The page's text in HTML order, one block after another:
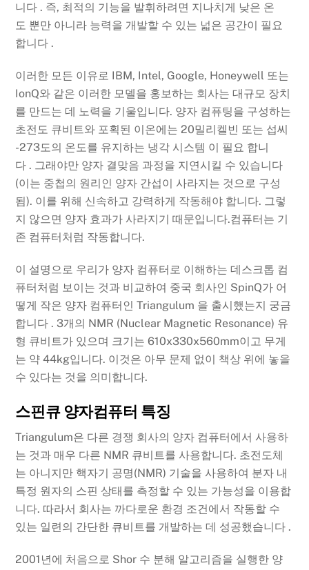
니다 . 즉, 최적의 기능을 발휘하려면 지나치게 낮은 온
도 뿐만 아니라 능력을 개발할 수 있는 넓은 공간이 필요
합니다 .
이러한 모든 이유로 IBM, Intel, Google, Honeywell 또는
IonQ와 같은 이러한 모델을 홍보하는 회사는 대규모 장치
를 만드는 데 노력을 기울입니다. 양자 컴퓨팅을 구성하는
초전도 큐비트와 포획된 이온에는 20밀리켈빈 또는 섭씨
-273도의 온도를 유지하는 냉각 시스템 이 필요 합니
다 . 그래야만 양자 결맞음 과정을 지연시킬 수 있습니다
(이는 중첩의 원리인 양자 간섭이 사라지는 것으로 구성
됨). 이를 위해 신속하고 강력하게 작동해야 합니다. 그렇
지 않으면 양자 효과가 사라지기 때문입니다.컴퓨터는 기
존 컴퓨터처럼 작동합니다.
이 설명으로 우리가 양자 컴퓨터로 이해하는 데스크톱 컴
퓨터처럼 보이는 것과 비교하여 중국 회사인 SpinQ가 어
떻게 작은 양자 컴퓨터인 Triangulum 을 출시했는지 궁금
합니다 . 3개의 NMR (Nuclear Magnetic Resonance) 유
형 큐비트가 있으며 크기는 610x330x560mm이고 무게
는 약 44kg입니다. 이것은 아무 문제 없이 책상 위에 놓을
수 있다는 것을 의미합니다.
스핀큐 양자컴퓨터 특징
Triangulum은 다른 경쟁 회사의 양자 컴퓨터에서 사용하
는 것과 매우 다른 NMR 큐비트를 사용합니다. 초전도체
는 아니지만 핵자기 공명(NMR) 기술을 사용하여 분자 내
특정 원자의 스핀 상태를 측정할 수 있는 가능성을 이용합
니다. 따라서 회사는 까다로운 환경 조건에서 작동할 수
있는 일련의 간단한 큐비트를 개발하는 데 성공했습니다 .
2001년에 처음으로 Shor 수 분해 알고리즘을 실행한 양